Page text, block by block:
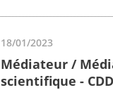
18/01/2023
Médiateur /
scientifique -